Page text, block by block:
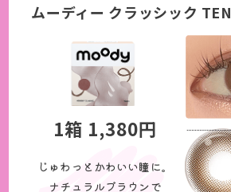
ムーディー クラッシック
1箱 1,380円
じゅわっとかわいい瞳に。
ナチュラルブラウンで